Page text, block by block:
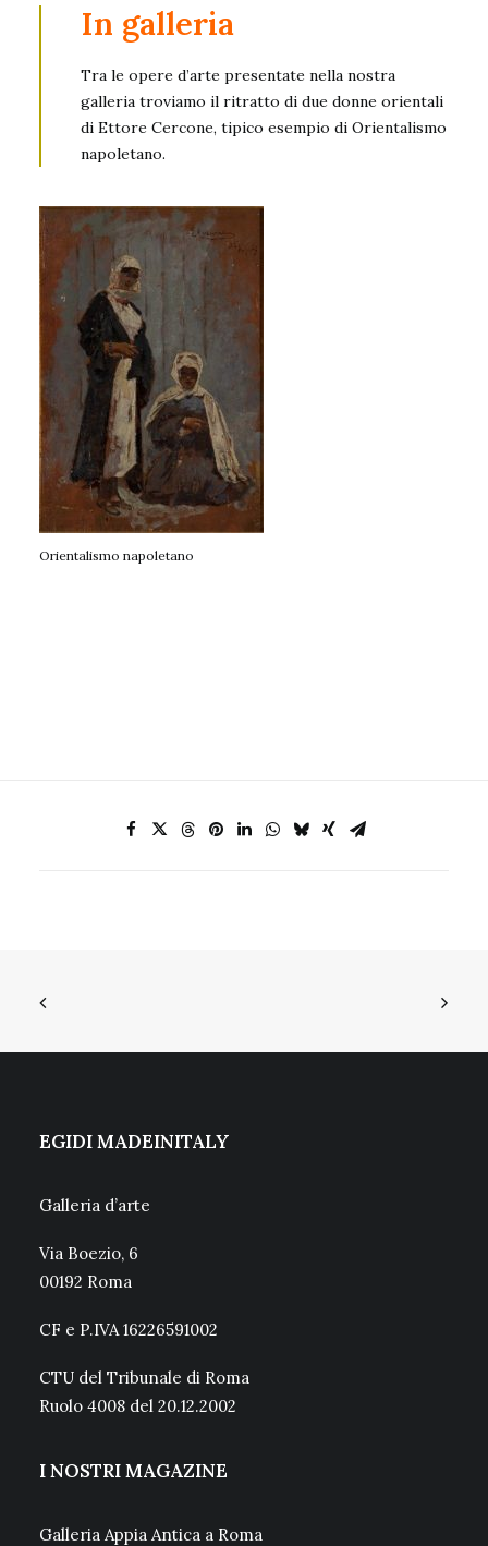
In galleria
Tra le opere d’arte presentate nella nostra
galleria troviamo il ritratto di due donne orientali
di Ettore Cercone, tipico esempio di Orientalismo
napoletano.
Orientalismo napoletano
EGIDI MADEINITALY
Galleria d’arte
Via Boezio, 6
00192 Roma
CF e P.IVA 16226591002
CTU del Tribunale di Roma
Ruolo 4008 del 20.12.2002
I NOSTRI MAGAZINE
Galleria Appia Antica a Roma